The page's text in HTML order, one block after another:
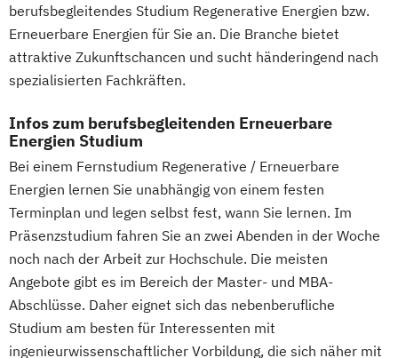
KI und maschinelles Lernen
Kommunikationsdesign
Kunststofftechnik
Lebensmittelverfahrenstechnik
Leit- und Sicherungstechnik
Maschinenbau
Mathematik für Studierende
ingenieurwissenschaftlicher Fächer
Mathematik für Studierende
wirtschaftswissenschaftlicher Fächer
Mechatronik Mediengestaltung
Medizinische Informatik
Medizintechnik
Mensch-Computer-Interaktion
Nachhaltiges Design
berufsbegleitendes Studium Regenerative Energien bzw.
Erneuerbare Energien für Sie an. Die Branche bietet
attraktive Zukunftschancen und sucht händeringend nach
spezialisierten Fachkräften.
Infos zum berufsbegleitenden Erneuerbare
Energien Studium
Bei einem Fernstudium Regenerative / Erneuerbare
Energien lernen Sie unabhängig von einem festen
Terminplan und legen selbst fest, wann Sie lernen. Im
Präsenzstudium fahren Sie an zwei Abenden in der Woche
noch nach der Arbeit zur Hochschule. Die meisten
Angebote gibt es im Bereich der Master- und MBA-
Abschlüsse. Daher eignet sich das nebenberufliche
Studium am besten für Interessenten mit
ingenieurwissenschaftlicher Vorbildung, die sich näher mit